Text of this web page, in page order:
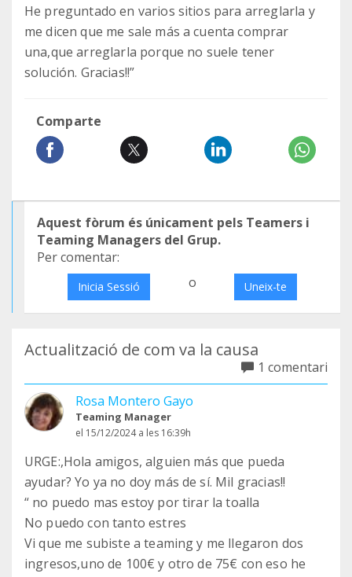
He preguntado en varios sitios para arreglarla y
me dicen que me sale más a cuenta comprar
una,que arreglarla porque no suele tener
solución. Gracias!!”
Comparte
Aquest fòrum és únicament pels Teamers i
Teaming Managers del Grup.
Per comentar:
Inicia Sessió o Uneix-te
Actualització de com va la causa
1 comentari
Rosa Montero Gayo
Teaming Manager
el 15/12/2024 a les 16:39h
URGE:,Hola amigos, alguien más que pueda
ayudar? Yo ya no doy más de sí. Mil gracias!!
“ no puedo mas estoy por tirar la toalla
No puedo con tanto estres
Vi que me subiste a teaming y me llegaron dos
ingresos,uno de 100€ y otro de 75€ con eso he